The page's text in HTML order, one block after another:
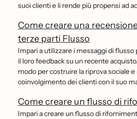
suoi clienti e li rende più propensi ad
Come creare una
terze parti Flusso
Impari a utilizzare i messaggi di
il loro feedback su un recente
modo per costruire la riprova sociale
coinvolgimento dei clienti con il suo
Come creare un flusso di
Impari a creare un flusso di